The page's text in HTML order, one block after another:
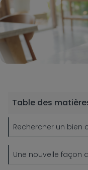
Table des
Rechercher un
Une nouvelle façon